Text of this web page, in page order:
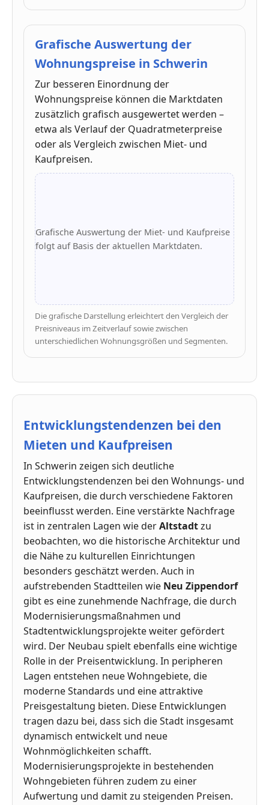
Grafische Auswertung der
Wohnungspreise in Schwerin
Zur besseren Einordnung der
Wohnungspreise können die Marktdaten
zusätzlich grafisch ausgewertet werden –
etwa als Verlauf der Quadratmeterpreise
oder als Vergleich zwischen Miet- und
Kaufpreisen.
Grafische Auswertung der Miet- und Kaufpreise
folgt auf Basis der aktuellen Marktdaten.
Die grafische Darstellung erleichtert den Vergleich der
Preisniveaus im Zeitverlauf sowie zwischen
unterschiedlichen Wohnungsgrößen und Segmenten.
Entwicklungstendenzen bei den
Mieten und Kaufpreisen
In Schwerin zeigen sich deutliche
Entwicklungstendenzen bei den Wohnungs- und
Kaufpreisen, die durch verschiedene Faktoren
beeinflusst werden. Eine verstärkte Nachfrage
ist in zentralen Lagen wie derAltstadtzu
beobachten, wo die historische Architektur und
die Nähe zu kulturellen Einrichtungen
besonders geschätzt werden. Auch in
aufstrebenden Stadtteilen wie Neu Zippendorf
gibt es eine zunehmende Nachfrage, die durch
Modernisierungsmaßnahmen und
Stadtentwicklungsprojekte weiter gefördert
wird. Der Neubau spielt ebenfalls eine wichtige
Rolle in der Preisentwicklung. In peripheren
Lagen entstehen neue Wohngebiete, die
moderne Standards und eine attraktive
Preisgestaltung bieten. Diese Entwicklungen
tragen dazu bei, dass sich die Stadt insgesamt
dynamisch entwickelt und neue
Wohnmöglichkeiten schafft.
Modernisierungsprojekte in bestehenden
Wohngebieten führen zudem zu einer
Aufwertung und damit zu steigenden Preisen.